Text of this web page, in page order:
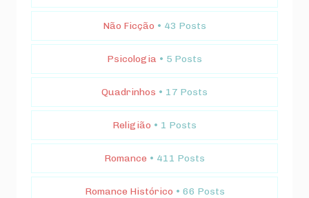
Não Ficção • 43 Posts
Psicologia • 5 Posts
Quadrinhos • 17 Posts
Religião • 1 Posts
Romance • 411 Posts
Romance Histórico • 66 Posts